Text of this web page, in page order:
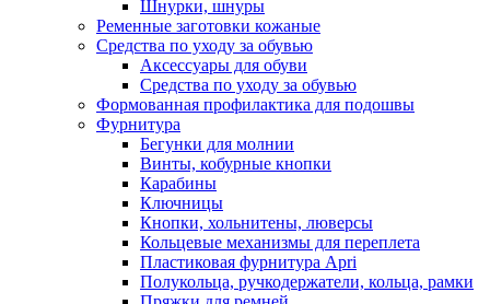
Шнурки, шнуры
Ременные заготовки кожаные
Средства по уходу за обувью
Аксессуары для обуви
Средства по уходу за обувью
Формованная профилактика для подошвы
Фурнитура
Бегунки для молнии
Винты, кобурные кнопки
Карабины
Ключницы
Кнопки, хольнитены, люверсы
Кольцевые механизмы для переплета
Пластиковая фурнитура Apri
Полукольца, ручкодержатели, кольца, рамки